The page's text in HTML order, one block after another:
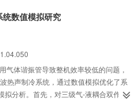
数值模拟研究
气体谐振管导致整机效率较低的问题，
热声制冷系统，通过数值模拟优化了系
拟分析。首先，对三级气-液耦合双作用